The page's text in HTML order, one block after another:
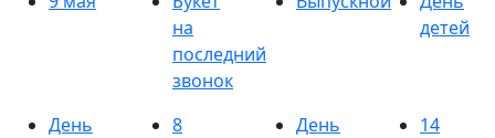
на
последний
звонок
детей
День
8
День
14